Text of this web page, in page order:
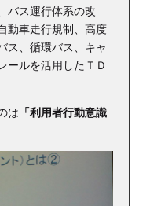
バス運行体系の改
動車走行規制、高度
ス、循環バス、キャ
ールを活用したＴＤ
は 「利用者行動意識